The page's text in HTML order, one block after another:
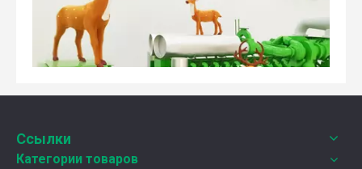
Ссылки
Категории товаров